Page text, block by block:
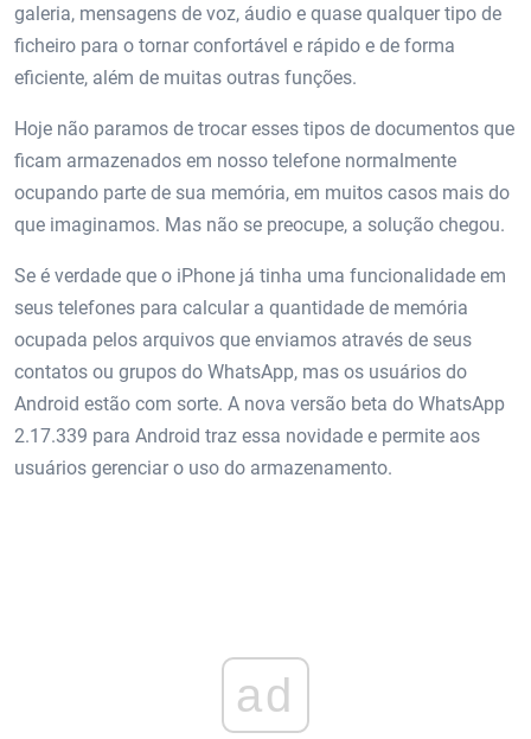
galeria, mensagens de voz, áudio e quase qualquer tipo de
ficheiro para o tornar confortável e rápido e de forma
eficiente, além de muitas outras funções.
Hoje não paramos de trocar esses tipos de documentos que
ficam armazenados em nosso telefone normalmente
ocupando parte de sua memória, em muitos casos mais do
que imaginamos. Mas não se preocupe, a solução chegou.
Se é verdade que o iPhone já tinha uma funcionalidade em
seus telefones para calcular a quantidade de memória
ocupada pelos arquivos que enviamos através de seus
contatos ou grupos do WhatsApp, mas os usuários do
Android estão com sorte. A nova versão beta do WhatsApp
2.17.339 para Android traz essa novidade e permite aos
usuários gerenciar o uso do armazenamento.
ad